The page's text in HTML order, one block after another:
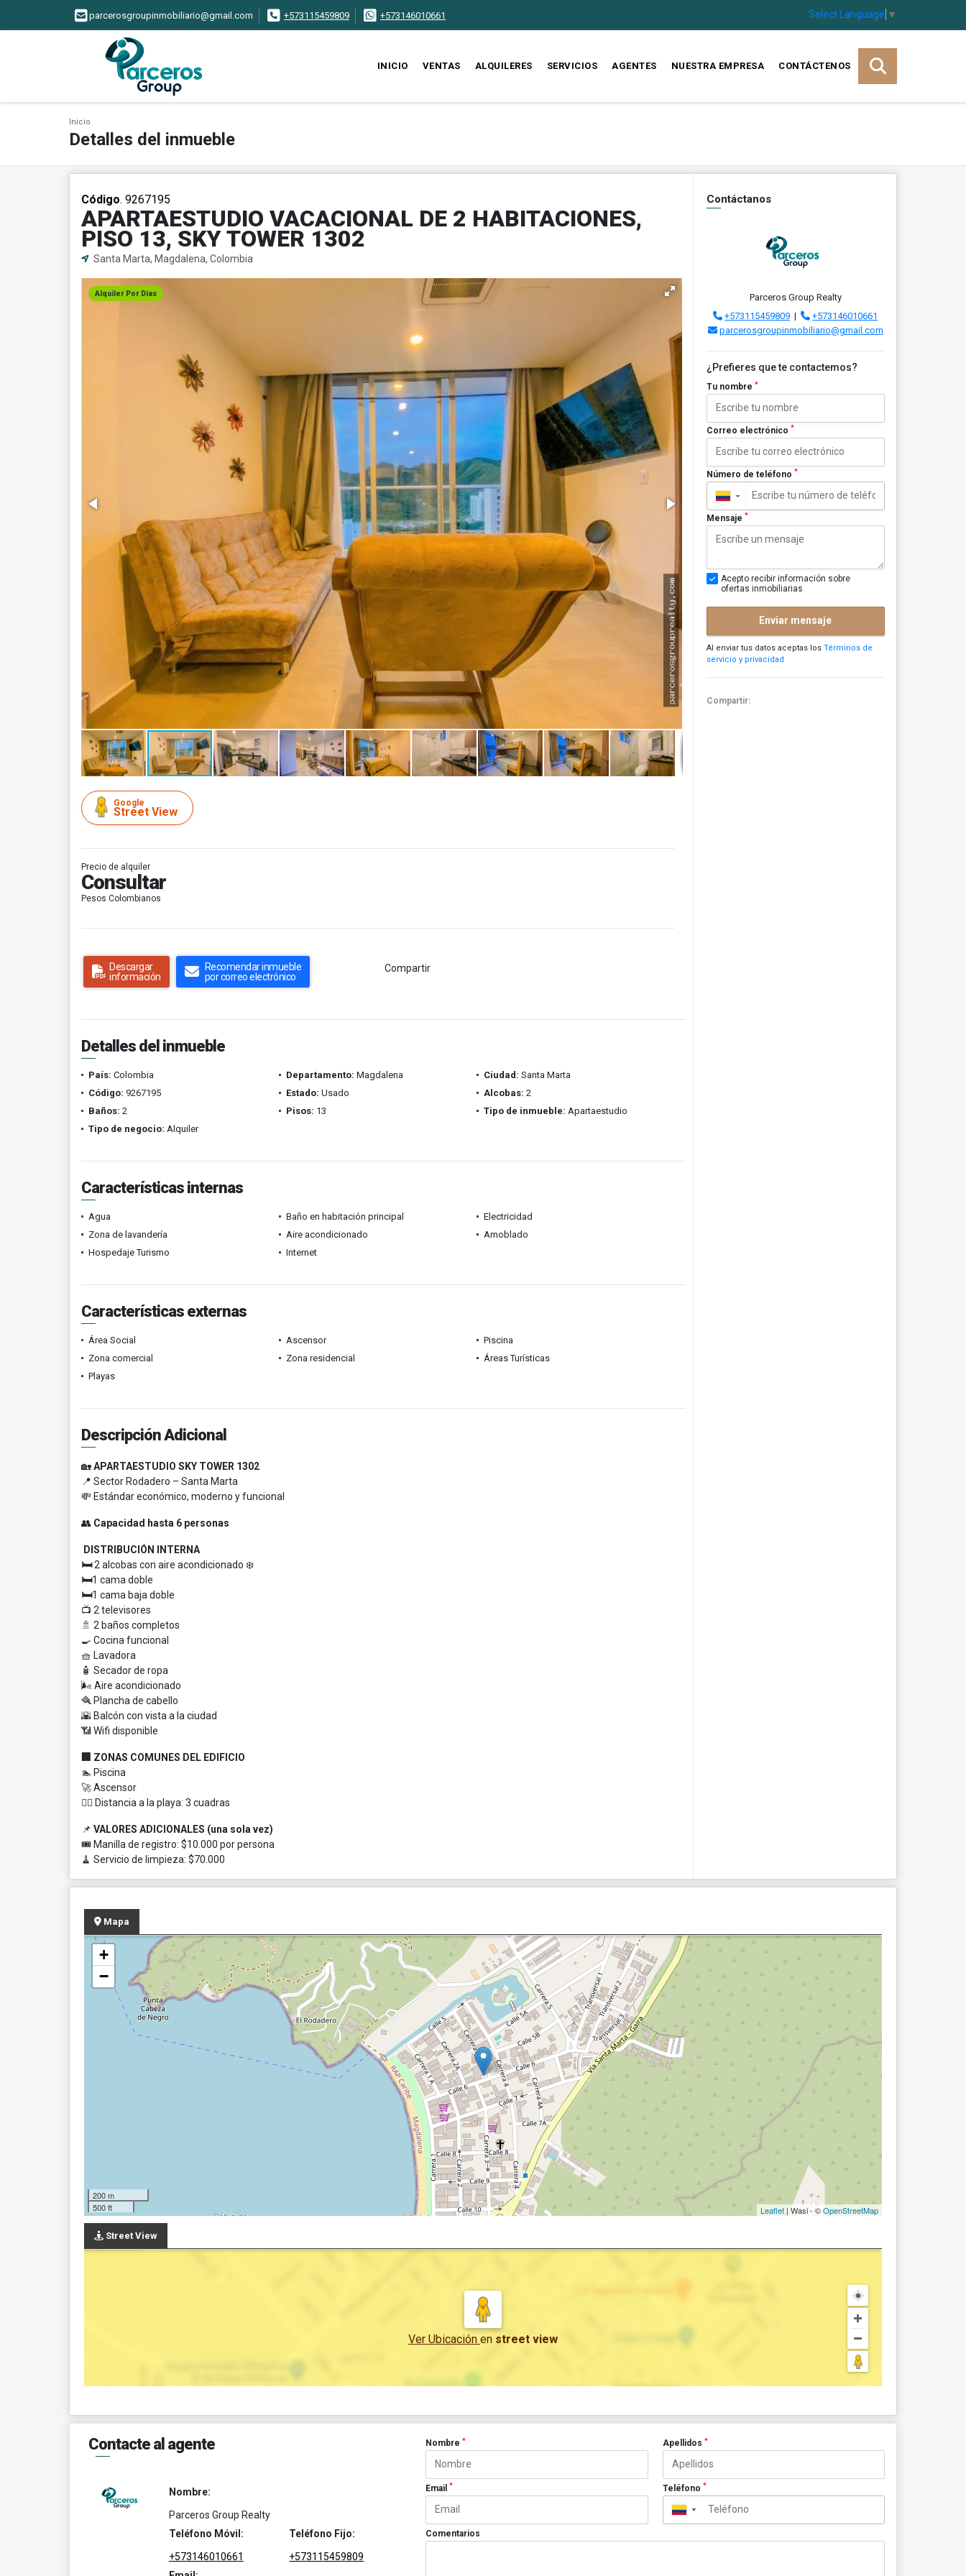
parcerosgroupinmobiliario@gmail.com +573115459809 +573146010661 Select Language ▼
INICIO VENTAS ALQUILERES SERVICIOS AGENTES NUESTRA EMPRESA CONTÁCTENOS
Inicio
Detalles del inmueble
Código. 9267195
APARTAESTUDIO VACACIONAL DE 2 HABITACIONES,
PISO 13, SKY TOWER 1302
Santa Marta, Magdalena, Colombia
Alquiler Por Dias
Google
Street View
Precio de alquiler
Consultar
Pesos Colombianos
Descargar
información
Recomendar inmueble
por correo electrónico
Compartir
Detalles del inmueble
País: Colombia Departamento: Magdalena Ciudad: Santa Marta
Código: 9267195 Estado: Usado Alcobas: 2
Baños: 2 Pisos: 13 Tipo de inmueble: Apartaestudio
Tipo de negocio: Alquiler
Características internas
Agua Baño en habitación principal
Electricidad
Zona de lavandería
Aire acondicionado
Amoblado
Hospedaje Turismo
Internet
Características externas
Área Social Ascensor
Piscina
Zona comercial
Zona residencial
Áreas Turísticas
Playas
Descripción Adicional
🏡APARTAESTUDIO SKY TOWER 1302
📍 Sector Rodadero – Santa Marta
💸 Estándar económico, moderno y funcional
👥 Capacidad hasta 6 personas
DISTRIBUCIÓN INTERNA
🛏️2 alcobas con aire acondicionado ❄️
🛏️1 cama doble
🛏️1 cama baja doble
📺 2 televisores
🚿 2 baños completos
🍳 Cocina funcional
🧺 Lavadora
🧴 Secador de ropa
🌬️ Aire acondicionado
🪮 Plancha de cabello
🌇 Balcón con vista a la ciudad
📶 Wifi disponible
🏢 ZONAS COMUNES DEL EDIFICIO
🏊 Piscina
🚀 Ascensor
🚶‍♂️ Distancia a la playa: 3 cuadras
📌 VALORES ADICIONALES (una sola vez)
🎟️ Manilla de registro: $10.000 por persona
🧹 Servicio de limpieza: $70.000
Contáctanos
Parceros Group Realty
+573115459809 |
+573146010661
parcerosgroupinmobiliario@gmail.com
¿Prefieres que te contactemos?
Tu nombre *
Correo electrónico *
Número de teléfono *
▼
Mensaje *
Acepto recibir información sobre
ofertas inmobiliarias
Enviar mensaje
Al enviar tus datos aceptas los Términos de
servicio y privacidad
Compartir:
Mapa
+
−
200 m
500 ft
Leaflet | Wasi - ©OpenStreetMap
Street View
Ver Ubicación en street view
Contacte al agente
Nombre:
Parceros Group Realty
Teléfono Móvil:
+573146010661
Teléfono Fijo:
+573115459809
Nombre* Apellidos *
Email* Teléfono *
▼
Comentarios